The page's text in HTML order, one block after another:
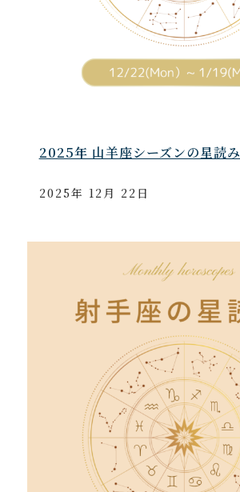
2025年 山羊座シーズンの星読み
2025年 12月 22日